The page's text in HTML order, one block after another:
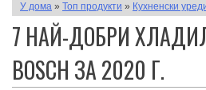
У дома » Топ продукти » Кухненски
7 НАЙ-ДОБРИ
BOSCH ЗА 2020 Г.